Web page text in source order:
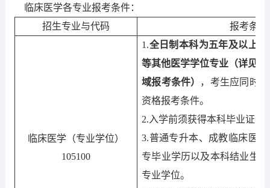
临床医学各专业报考条件：
招生专业与代码
报考条件
临床医学（专业学位）
105100
1 .全日制本科为五年及以上
等其他医学学位专业（详见
域报考条件） ， 考生应同时
资格报考条件。
2. 入学前须获得本科毕业证书
3.普通专升本、成教临床医
专毕业学历以及本科结业生
专业学位。